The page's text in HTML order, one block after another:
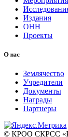
Издания
ОНН
Проекты
О нас
Землячество
Учредители
Документы
Награды
Партнеры
© КРОО СКРСС